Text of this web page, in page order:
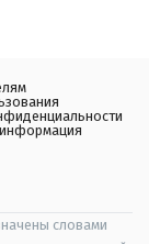
словами